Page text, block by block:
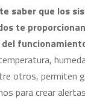
saber que los
te
otros, permiten
para crear